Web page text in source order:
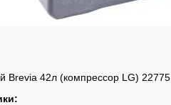
Brevia 42л (компрессор LG) 22775